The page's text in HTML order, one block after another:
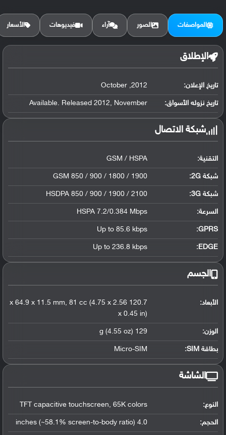
المواصفات الصور آراء فيديوهات الأسعار
الإطلاق
تاريخ الإعلان: 2012, October
تاريخ نزوله الأسواق: Available. Released 2012, November
شبكة الاتصال
التقنية: GSM / HSPA
شبكة 2G: GSM 850 / 900 / 1800 / 1900
شبكة 3G :
HSDPA 850 / 900 / 1900 / 2100
السرعة: HSPA 7.2/0.384 Mbps
GPRS:
Up to 85.6 kbps
EDGE:
Up to 236.8 kbps
الجسم
الأبعاد:
120.7 x 64.9 x 11.5 mm, 81 cc (4.75 x 2.56
x 0.45 in)
الوزن: 129 g (4.55 oz)
بطاقة SIM: Micro-SIM
الشاشة
النوع: TFT capacitive touchscreen, 65K colors
الحجم: 4.0 inches (~58.1% screen-to-body ratio)